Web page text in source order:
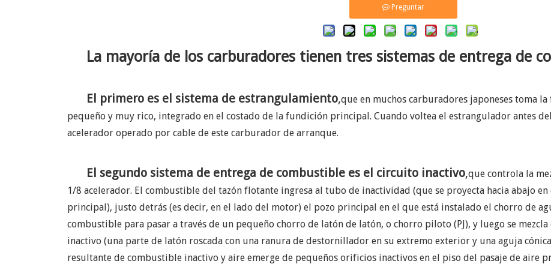
Preguntar
La mayoría de los carburadores tienen tres sistemas de entrega de
El primero es el sistema de estrangulamiento,que en muchos carburadores japoneses toma
pequeño y muy rico, integrado en el costado de la fundición principal. Cuando voltea el estrangulador antes
acelerador operado por cable de este carburador de arranque.
El segundo sistema de entrega de combustible es el circuito inactivo,que controla la
1/8 acelerador. El combustible del tazón flotante ingresa al tubo de inactividad (que se proyecta hacia abajo
principal), justo detrás (es decir, en el lado del motor) el pozo principal en el que está instalado el chorro de
combustible para pasar a través de un pequeño chorro de latón de latón, o chorro piloto (PJ), y luego se
inactivo (una parte de latón roscada con una ranura de destornillador en su extremo exterior y una aguja
resultante de combustible inactivo y aire emerge de pequeños orificios inactivos en el piso del pasaje de aire